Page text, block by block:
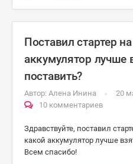
Поставил стартер
аккумулятор лучше
поставить?
Автор: Алена Инина
20
10 комментариев
Здравствуйте, поставил
какой аккумулятор лучше
Всем спасибо!